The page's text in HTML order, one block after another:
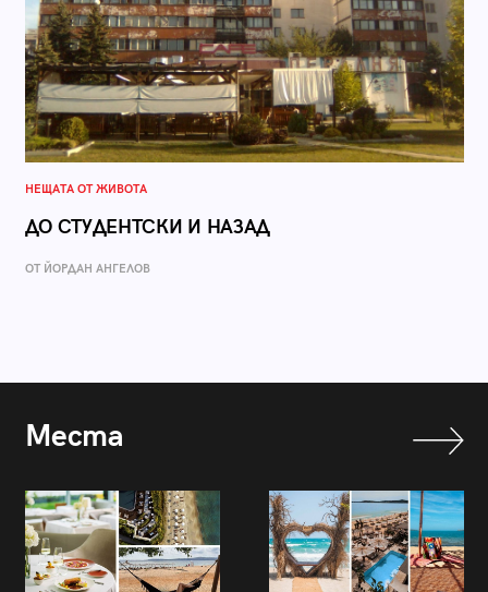
НЕЩАТА ОТ ЖИВОТА
ДО СТУДЕНТСКИ И НАЗАД
ОТ ЙОРДАН АНГЕЛОВ
Места